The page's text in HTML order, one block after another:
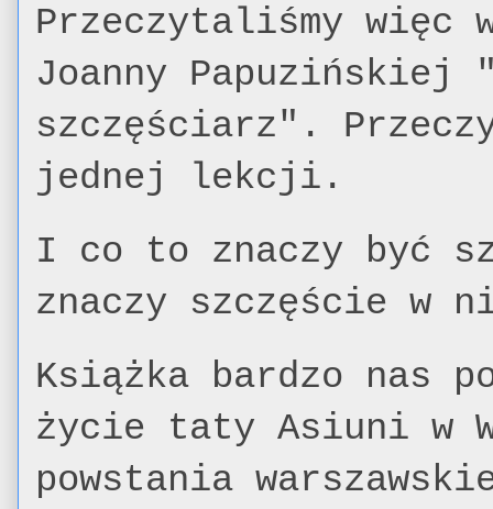
Przeczytaliśmy więc
Joanny Papuzińskiej
szczęściarz".
jednej lekcji.
I co to znaczy być
znaczy szczęście w
Książka bardzo nas
życie taty Asiuni w
powstania